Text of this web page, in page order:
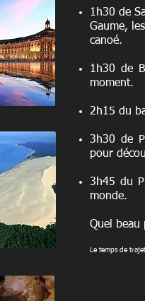
1h30 de
Gaume,
canoé.
1h30 de
moment.
2h15 du
3h30 de
pour
3h45 du
monde.
Quel beau
Le temps de